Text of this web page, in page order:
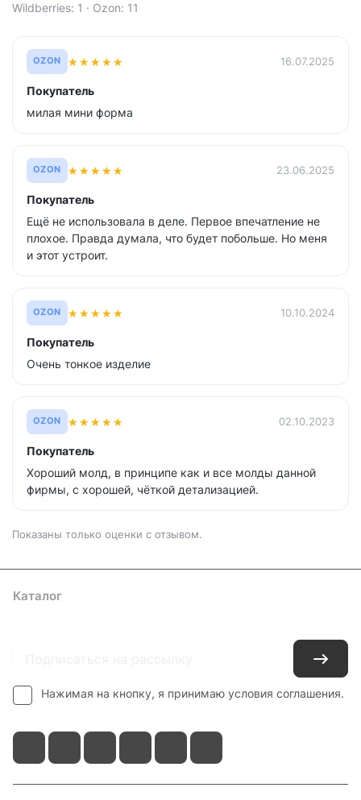
Wildberries: 1 · Ozon: 11
OZON ★★★★★ 16.07.2025
Покупатель
милая мини форма
OZON ★★★★★ 23.06.2025
Покупатель
Ещё не использовала в деле. Первое впечатление не
плохое. Правда думала, что будет побольше. Но меня
и этот устроит.
OZON ★★★★★ 10.10.2024
Покупатель
Очень тонкое изделие
OZON ★★★★★ 02.10.2023
Покупатель
Хороший молд, в принципе как и все молды данной
фирмы, с хорошей, чëткой детализацией.
Показаны только оценки с отзывом.
Каталог
Нажимая на кнопку, я принимаю условия соглашения.